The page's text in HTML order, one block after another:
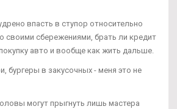
впасть в ступор относительно
своими сбережениями, брать ли кредит
авто и вообще как жить дальше.
бургеры в закусочных - меня это не
могут прыгнуть лишь мастера